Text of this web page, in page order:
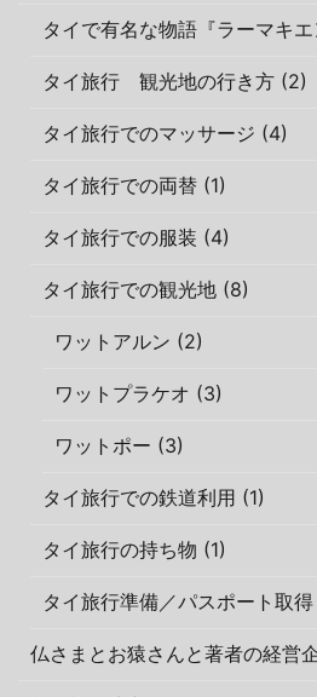
タイで有名な物語『ラーマキ
タイ旅行 観光地の行き方 (2)
タイ旅行でのマッサージ (4)
タイ旅行での両替 (1)
タイ旅行での服装 (4)
タイ旅行での観光地 (8)
ワットアルン (2)
ワットプラケオ (3)
ワットポー (3)
タイ旅行での鉄道利用 (1)
タイ旅行の持ち物 (1)
タイ旅行準備／パスポート取得
仏さまとお猿さんと著者の経営